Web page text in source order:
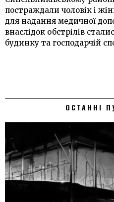
постраждали чоловік і
для надання медичної
внаслідок обстрілів
будинку та господарчій
ОСТАННІ